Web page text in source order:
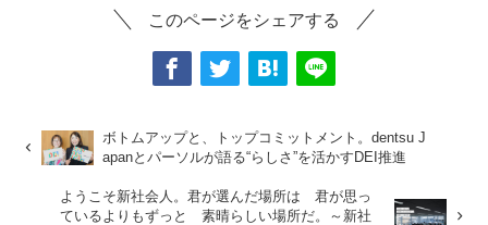
このページをシェアする
ボトムアップと、トップコミットメント。dentsu J
apanとパーソルが語る“らしさ”を活かすDEI推進
ようこそ新社会人。君が選んだ場所は 君が思っ
ているよりもずっと 素晴らしい場所だ。～新社